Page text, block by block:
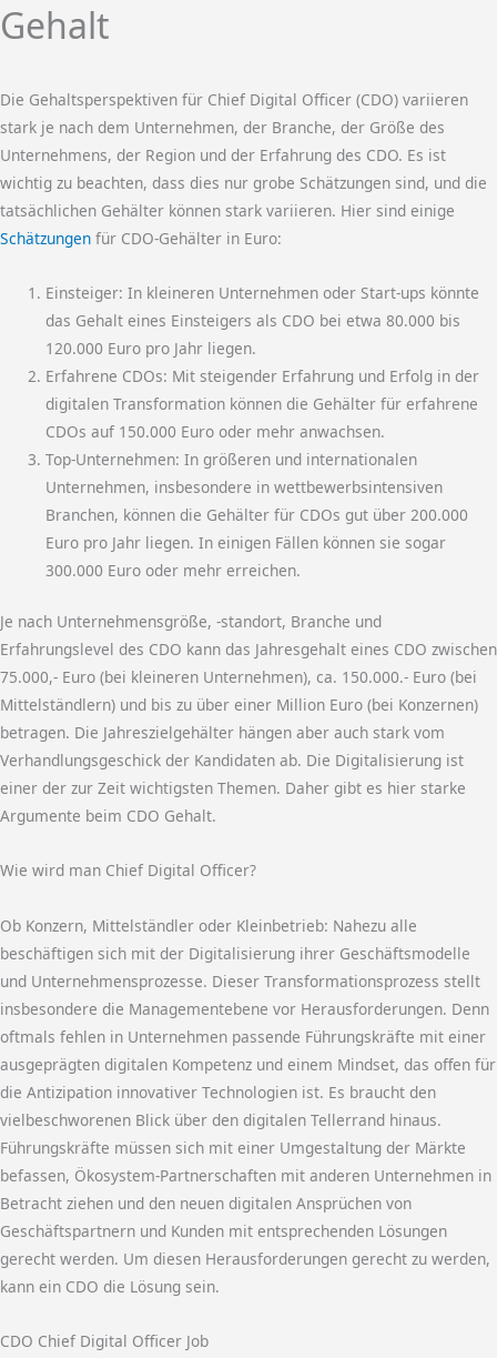
Gehalt
Die Gehaltsperspektiven für Chief Digital Officer (CDO) variieren
stark je nach dem Unternehmen, der Branche, der Größe des
Unternehmens, der Region und der Erfahrung des CDO. Es ist
wichtig zu beachten, dass dies nur grobe Schätzungen sind, und die
tatsächlichen Gehälter können stark variieren. Hier sind einige
Schätzungen für CDO-Gehälter in Euro:
Einsteiger: In kleineren Unternehmen oder Start-ups könnte
das Gehalt eines Einsteigers als CDO bei etwa 80.000 bis
120.000 Euro pro Jahr liegen.
Erfahrene CDOs: Mit steigender Erfahrung und Erfolg in der
digitalen Transformation können die Gehälter für erfahrene
CDOs auf 150.000 Euro oder mehr anwachsen.
Top-Unternehmen: In größeren und internationalen
Unternehmen, insbesondere in wettbewerbsintensiven
Branchen, können die Gehälter für CDOs gut über 200.000
Euro pro Jahr liegen. In einigen Fällen können sie sogar
300.000 Euro oder mehr erreichen.
Je nach Unternehmensgröße, -standort, Branche und
Erfahrungslevel des CDO kann das Jahresgehalt eines CDO zwischen
75.000,- Euro (bei kleineren Unternehmen), ca. 150.000.- Euro (bei
Mittelständlern) und bis zu über einer Million Euro (bei Konzernen)
betragen. Die Jahreszielgehälter hängen aber auch stark vom
Verhandlungsgeschick der Kandidaten ab. Die Digitalisierung ist
einer der zur Zeit wichtigsten Themen. Daher gibt es hier starke
Argumente beim CDO Gehalt.
Wie wird man Chief Digital Officer?
Ob Konzern, Mittelständler oder Kleinbetrieb: Nahezu alle
beschäftigen sich mit der Digitalisierung ihrer Geschäftsmodelle
und Unternehmensprozesse. Dieser Transformationsprozess stellt
insbesondere die Managementebene vor Herausforderungen. Denn
oftmals fehlen in Unternehmen passende Führungskräfte mit einer
ausgeprägten digitalen Kompetenz und einem Mindset, das offen für
die Antizipation innovativer Technologien ist. Es braucht den
vielbeschworenen Blick über den digitalen Tellerrand hinaus.
Führungskräfte müssen sich mit einer Umgestaltung der Märkte
befassen, Ökosystem-Partnerschaften mit anderen Unternehmen in
Betracht ziehen und den neuen digitalen Ansprüchen von
Geschäftspartnern und Kunden mit entsprechenden Lösungen
gerecht werden. Um diesen Herausforderungen gerecht zu werden,
kann ein CDO die Lösung sein.
CDO Chief Digital Officer Job